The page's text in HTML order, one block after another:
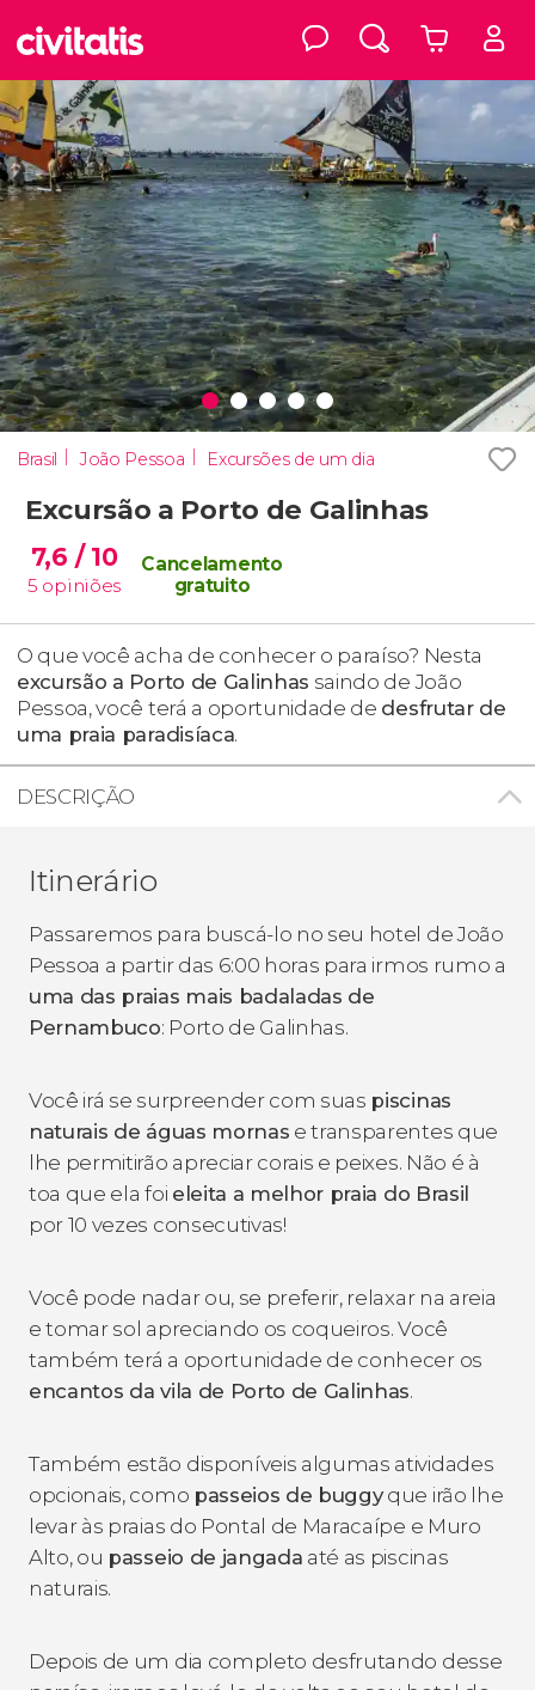
Brasil João Pessoa Excursões de um dia
Excursão a Porto de Galinhas
7,6 / 10
5 opiniões
Cancelamento
gratuito
O que você acha de conhecer o paraíso? Nesta
excursão a Porto de Galinhas saindo de João
Pessoa, você terá a oportunidade de desfrutar de
uma praia paradisíaca.
DESCRIÇÃO
Itinerário
Passaremos para buscá-lo no seu hotel de João
Pessoa a partir das 6:00 horas para irmos rumo a
uma das praias mais badaladas de
Pernambuco: Porto de Galinhas.
Você irá se surpreender com suas piscinas
naturais de águas mornas e transparentes que
lhe permitirão apreciar corais e peixes. Não é à
toa que ela foi eleita a melhor praia do Brasil
por 10 vezes consecutivas!
Você pode nadar ou, se preferir, relaxar na areia
e tomar sol apreciando os coqueiros. Você
também terá a oportunidade de conhecer os
encantos da vila de Porto de Galinhas.
Também estão disponíveis algumas atividades
opcionais, como passeios de buggyque irão lhe
levar às praias do Pontal de Maracaípe e Muro
Alto, ou passeio de jangada até as piscinas
naturais.
Depois de um dia completo desfrutando desse